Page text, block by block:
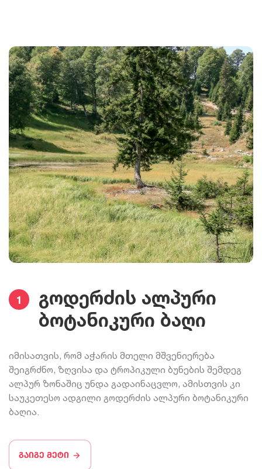
1
გოდერძის ალპური
ბოტანიკური ბაღი
იმისათვის, რომ აჭარის მთელი მშვენიერება
შეიგრძნო, ზღვისა და ტროპიკული ბუნების შემდეგ
ალპურ ზონაშიც უნდა გადაინაცვლო, ამისთვის კი
საუკეთესო ადგილი გოდერძის ალპური ბოტანიკური
ბაღია.
გაიგე მეტი